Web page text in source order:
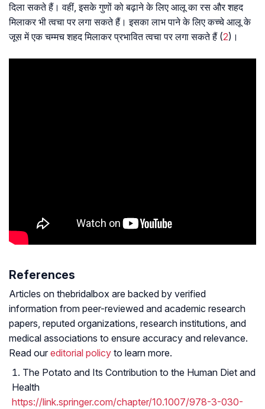
दिला सकते हैं। वहीं, इसके गुणों को बढ़ाने के लिए आलू का रस और शहद
मिलाकर भी त्वचा पर लगा सकते हैं। इसका लाभ पाने के लिए कच्चे आलू के
जूस में एक चम्मच शहद मिलाकर प्रभावित त्वचा पर लगा सकते हैं (2)।
References
Articles on thebridalbox are backed by verified
information from peer-reviewed and academic research
papers, reputed organizations, research institutions, and
medical associations to ensure accuracy and relevance.
Read our editorial policy to learn more.
The Potato and Its Contribution to the Human Diet and
Health
https://link.springer.com/chapter/10.1007/978-3-030-